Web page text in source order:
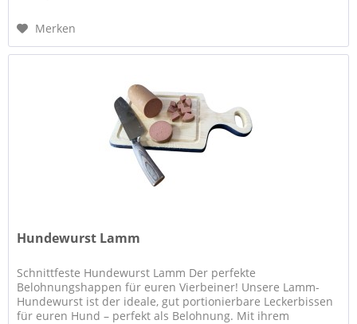
Merken
Hundewurst Lamm
Schnittfeste Hundewurst Lamm Der perfekte
Belohnungshappen für euren Vierbeiner! Unsere Lamm-
Hundewurst ist der ideale, gut portionierbare Leckerbissen
für euren Hund – perfekt als Belohnung. Mit ihrem